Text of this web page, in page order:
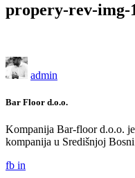
propery-rev-img-
admin
Bar Floor d.o.o.
Kompanija Bar-floor d.o.o.
kompanija u Središnjoj
fb in